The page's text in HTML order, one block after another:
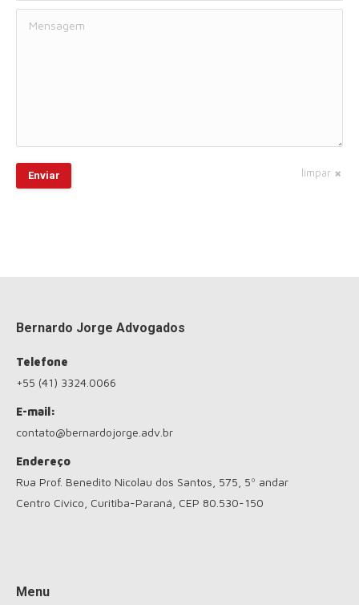
Enviar limpar
Bernardo Jorge Advogados
Telefone
+55 (41) 3324.0066
E-mail:
contato@bernardojorge.adv.br
Endereço
Rua Prof. Benedito Nicolau dos Santos, 575, 5º andar
Centro Cívico, Curitiba-Paraná, CEP 80.530-150
Menu